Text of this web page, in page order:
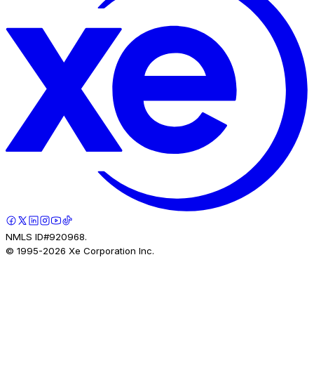
NMLS ID#920968.
© 1995-2026 Xe Corporation Inc.